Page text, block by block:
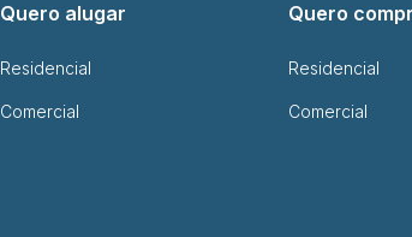
Quero alugar
Residencial
Comercial
Quero
Residencial
Comercial